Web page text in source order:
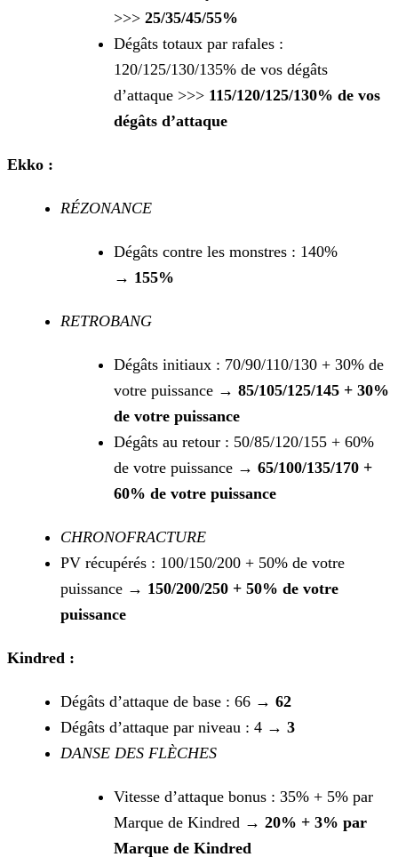
>>> 25/35/45/55%
Dégâts totaux par rafales :
120/125/130/135% de vos dégâts
d’attaque >>> 115/120/125/130% de vos
dégâts d’attaque
Ekko :
RÉZONANCE
Dégâts contre les monstres : 140%
→ 155%
RETROBANG
Dégâts initiaux : 70/90/110/130 + 30% de
votre puissance → 85/105/125/145 + 30%
de votre puissance
Dégâts au retour : 50/85/120/155 + 60%
de votre puissance → 65/100/135/170 +
60% de votre puissance
CHRONOFRACTURE
PV récupérés : 100/150/200 + 50% de votre
puissance → 150/200/250 + 50% de votre
puissance
Kindred :
Dégâts d’attaque de base : 66 → 62
Dégâts d’attaque par niveau : 4 → 3
DANSE DES FLÈCHES
Vitesse d’attaque bonus : 35% + 5% par
Marque de Kindred → 20% + 3% par
Marque de Kindred